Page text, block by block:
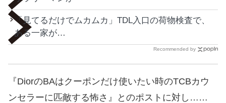
「見てるだけでムカムカ」TDL入口の荷物検査で、
ある一家が…
Recommended by
『DiorのBAはクーポンだけ使いたい時のTCBカウ
ンセラーに匹敵する怖さ』とのポストに対し……